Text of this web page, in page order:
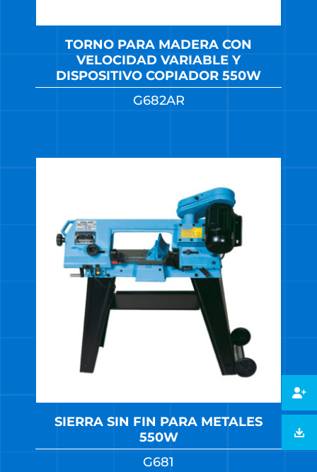
TORNO PARA MADERA CON
VELOCIDAD VARIABLE Y
DISPOSITIVO COPIADOR 550W
G682AR
SIERRA SIN FIN PARA METALES
550W
G681